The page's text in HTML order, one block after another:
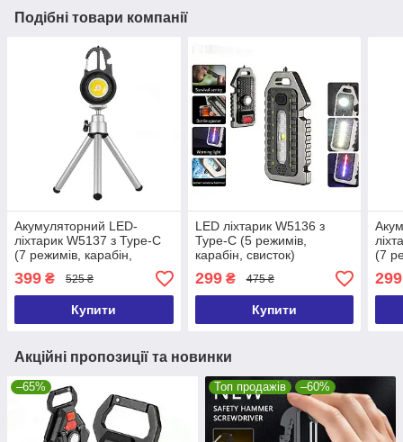
Подібні товари компанії
Акумуляторний LED-
ліхтарик W5137 з Type-C
(7 режимів, карабін,
штатив
399 ₴ 525 ₴
Купити
LED ліхтарик W5136 з
Type-C (5 режимів,
карабін, свисток)
299₴ 475 ₴
Купити
(7
299
Акційні пропозиції та новинки
–65% Топ продажів –60%